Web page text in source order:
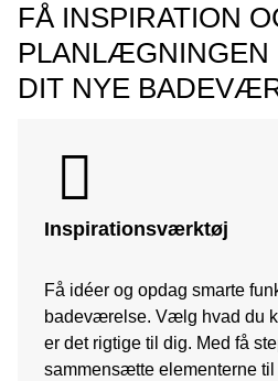
FÅ INSPIRATION
PLANLÆGNINGEN
DIT NYE
Inspirationsværktøj
Få idéer og opdag smarte
badeværelse. Vælg hvad du
er det rigtige til dig. Med få
sammensætte elementerne